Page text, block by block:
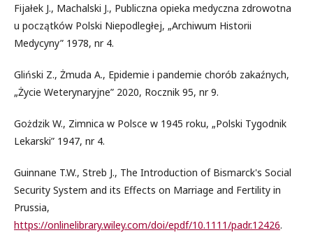
Fijałek J., Machalski J., Publiczna opieka medyczna zdrowotna
u początków Polski Niepodległej, „Archiwum Historii
Medycyny” 1978, nr 4.
Gliński Z., Żmuda A., Epidemie i pandemie chorób zakaźnych,
„Życie Weterynaryjne” 2020, Rocznik 95, nr 9.
Gożdzik W., Zimnica w Polsce w 1945 roku, „Polski Tygodnik
Lekarski” 1947, nr 4.
Guinnane T.W., Streb J., The Introduction of Bismarck's Social
Security System and its Effects on Marriage and Fertility in
Prussia,
https://onlinelibrary.wiley.com/doi/epdf/10.1111/padr.12426.